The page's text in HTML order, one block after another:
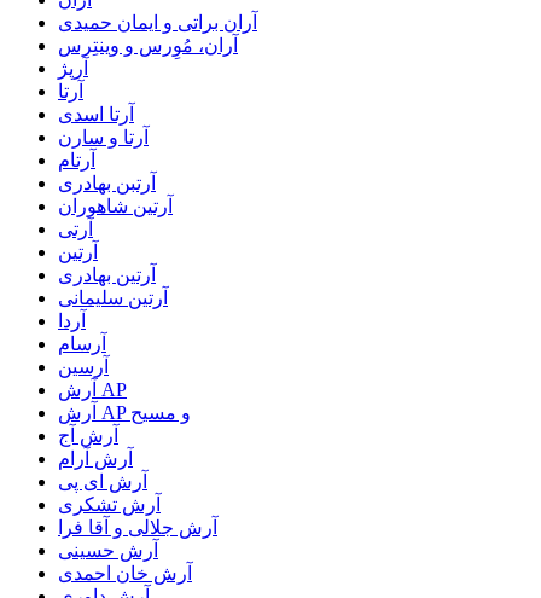
آران براتی و ایمان حمیدی
آران، مُوِرس و وینتِرس
آرپژ
آرتا
آرتا اسدی
آرتا و سارن
آرتام
آرتبن بهادری
آرتين شاهوران
آرتی
آرتین
آرتین بهادری
آرتین سلیمانی
آردا
آرسام
آرسین
آرش AP
آرش AP و مسیح
آرش آج
آرش آرام
آرش ای پی
آرش تشکری
آرش جلالی و آقا فرا
آرش حسینی
آرش خان احمدی